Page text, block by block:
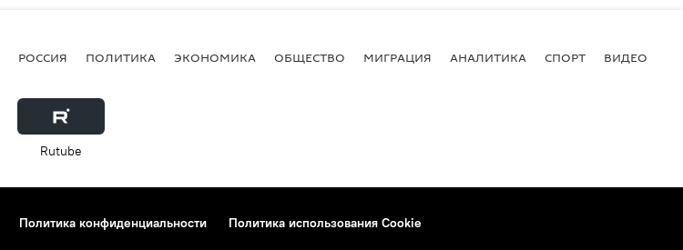
РОССИЯ ПОЛИТИКА ЭКОНОМИКА ОБЩЕСТВО МИГРАЦИЯ АНАЛИТИКА СПОРТ ВИДЕО
Rutube
Политика конфиденциальности
Политика использования Cookie